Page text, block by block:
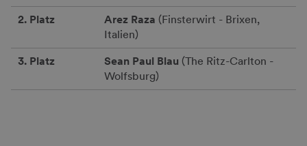
2. Platz Arez Raza (Finsterwirt - Brixen,
Italien)
3. Platz Sean Paul Blau (The Ritz-Carlton -
Wolfsburg)